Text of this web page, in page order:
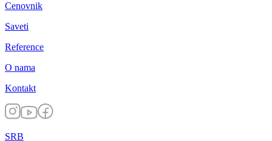
Cenovnik
Saveti
Reference
O nama
Kontakt
SRB